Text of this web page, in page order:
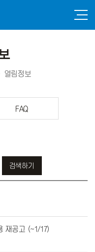
열림정보
FAQ
검색하기
재공고 (~1/17)